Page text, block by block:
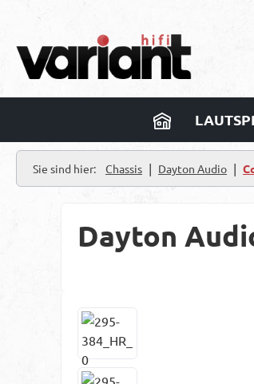
Sie sind hier: Chassis | Dayton Audio |
Dayton
Bildergalerie überspringen